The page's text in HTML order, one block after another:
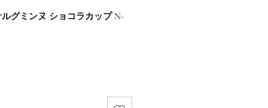
ルグミンヌ ショコラカップ N-